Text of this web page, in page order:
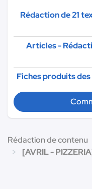
Rédaction de 21
Articles -
Fiches produits
Rédaction de contenu
[AVRIL -